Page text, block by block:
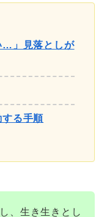
…」見落としが
る手順
、生き生きとし